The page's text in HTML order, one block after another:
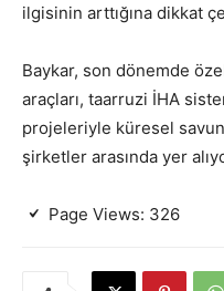
ilgisinin arttığına dikkat
Baykar, son dönemde
araçları, taarruzi İHA
projeleriyle küresel
şirketler arasında yer
Page Views: 326